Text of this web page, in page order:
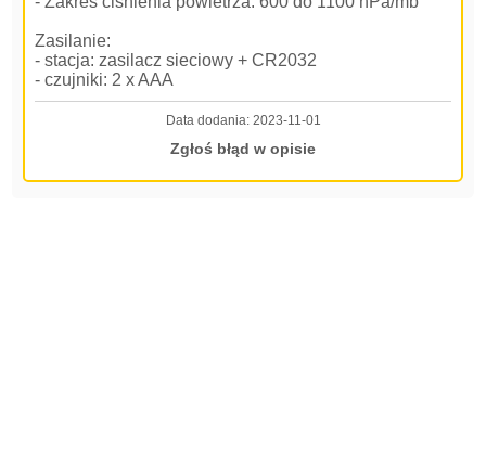
Zasilanie:
- stacja: zasilacz sieciowy + CR2032
- czujniki: 2 x AAA
Data dodania: 2023-11-01
Zgłoś błąd w opisie